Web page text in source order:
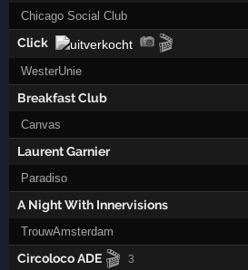
Chicago Social Club
Click 🎬
WesterUnie
Breakfast Club
Canvas
Laurent Garnier
Paradiso
A Night With Innervisions
TrouwAmsterdam
Circoloco ADE 🎬 3